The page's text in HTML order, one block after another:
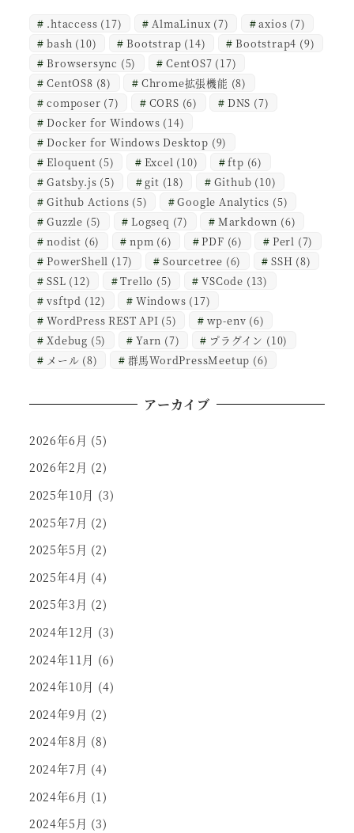
.htaccess (17) AlmaLinux (7) axios (7)
bash (10) Bootstrap (14) Bootstrap4 (9)
Browsersync (5) CentOS7 (17)
CentOS8 (8) Chrome拡張機能 (8)
composer (7) CORS (6) DNS (7)
Docker for Windows (14)
Docker for Windows Desktop (9)
Eloquent (5) Excel (10) ftp (6)
Gatsby.js (5) git (18) Github (10)
Github Actions (5) Google Analytics (5)
Guzzle (5) Logseq (7) Markdown (6)
nodist (6) npm (6) PDF (6) Perl (7)
PowerShell (17) Sourcetree (6) SSH (8)
SSL (12) Trello (5) VSCode (13)
vsftpd (12) Windows (17)
WordPress REST API (5) wp-env (6)
Xdebug (5) Yarn (7) プラグイン (10)
メール (8) 群馬WordPressMeetup (6)
アーカイブ
2026年6月 (5)
2026年2月 (2)
2025年10月 (3)
2025年7月 (2)
2025年5月 (2)
2025年4月 (4)
2025年3月 (2)
2024年12月 (3)
2024年11月 (6)
2024年10月 (4)
2024年9月 (2)
2024年8月 (8)
2024年7月 (4)
2024年6月 (1)
2024年5月 (3)